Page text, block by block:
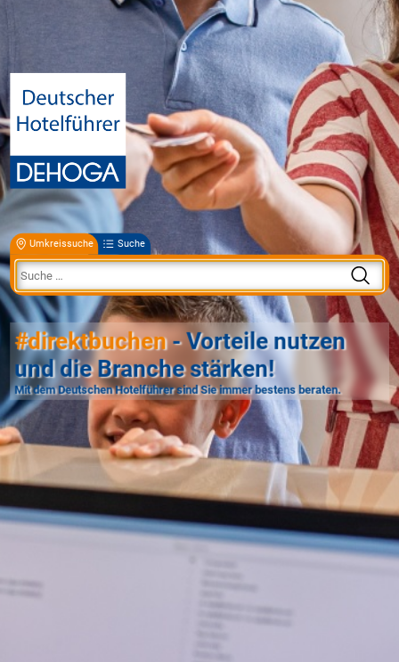
Umkreissuche Suche
#direktbuchen- Vorteile nutzen
und die Branche stärken!
Mit dem Deutschen Hotelführer sind Sie immer bestens beraten.